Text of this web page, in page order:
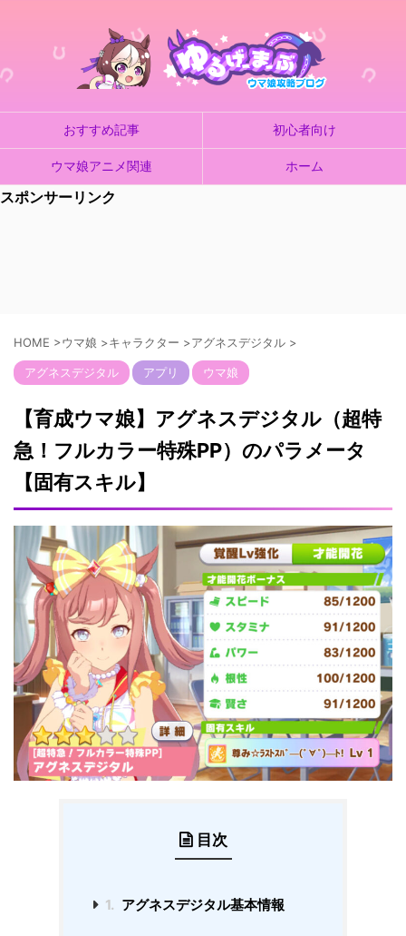
おすすめ記事 初心者向け
ウマ娘アニメ関連 ホーム
スポンサーリンク
HOME >ウマ娘 >キャラクター >アグネスデジタル >
アグネスデジタル アプリ ウマ娘
【育成ウマ娘】アグネスデジタル（超特
急！フルカラー特殊PP）のパラメータ
【固有スキル】
目次
1. アグネスデジタル基本情報